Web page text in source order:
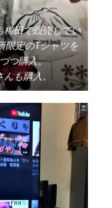
梅田で販売してい
限定のTシャツを
つ購入。
んも購入。